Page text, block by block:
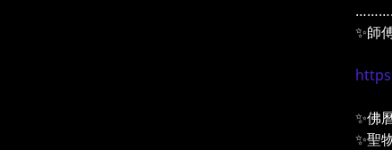
✨師
⬇️
✨佛
✨聖